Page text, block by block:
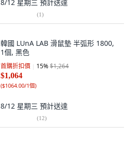
8/12 星期三 預計送達
(1)
韓國 LUnA LAB 滑鼠墊 半弧形 1800,
1個, 黑色
首購折扣價 15%$1,264
$1,064
($1064.00/1個)
8/12 星期三 預計送達
(12)